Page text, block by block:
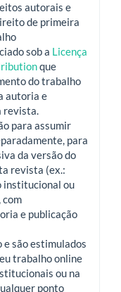
autorais e
de primeira
sob a Licença
que
do trabalho
autoria e
revista.
para assumir
para
da versão do
revista (ex.:
institucional ou
com
e publicação
são estimulados
trabalho online
ou na
ponto